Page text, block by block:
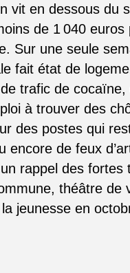
vit en dessous du
de 1 040 euros
Sur une seule
fait état de
trafic de
à trouver des
des postes qui
encore de feux
rappel des fortes
théâtre de
jeunesse en